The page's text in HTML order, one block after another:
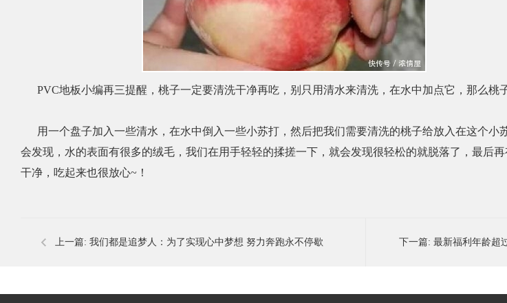
PVC地板小编再三提醒，桃子一定要清洗干净再吃，别只用清水来清洗，在水中加点它，那么桃
用一个盘子加入一些清水，在水中倒入一些小苏打，然后把我们需要清洗的桃子给放入在这个小
会发现，水的表面有很多的绒毛，我们在用手轻轻的揉搓一下，就会发现很轻松的就脱落了，最后
干净，吃起来也很放心~ ！
上一篇: 我们都是追梦人：为了实现心中梦想 努力奔跑永不停歇 下一篇: 最新福利年龄超